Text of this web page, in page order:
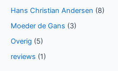
Hans Christian Andersen (8)
Moeder de Gans (3)
Overig (5)
reviews (1)